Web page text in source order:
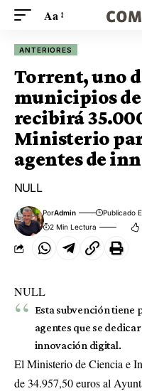
Aa
ANTERIORES
Torrent, uno
municipios
recibirá
Ministerio
agentes de
NULL
PorAdmin Publicado
2 Min Lectura
NULL
Esta subvención tiene
agentes que se
innovación digital.
El Ministerio de Ciencia e
de 34.957,50 euros al